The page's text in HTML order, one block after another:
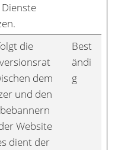
die
dem
und den
Website
dient der
Best
ändi
g